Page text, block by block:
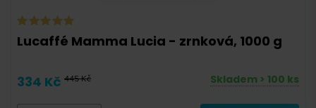
Lucaffé Mamma Lucia - zrnková, 1000 g
334 Kč 445 Kč Skladem > 100 ks